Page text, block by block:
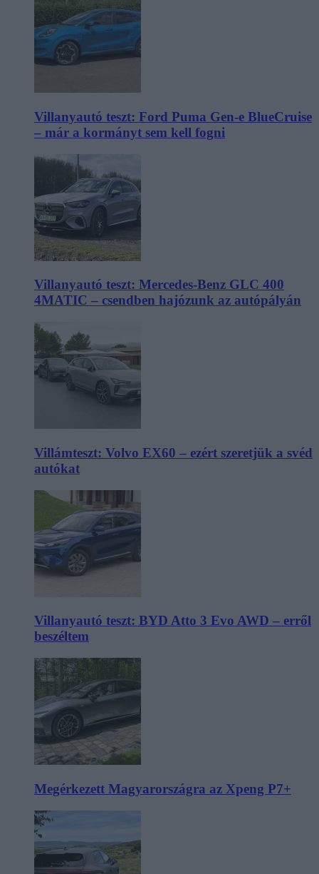
Villanyautó teszt: Ford Puma Gen-e BlueCruise
– már a kormányt sem kell fogni
Villanyautó teszt: Mercedes-Benz GLC 400
4MATIC – csendben hajózunk az autópályán
Villámteszt: Volvo EX60 – ezért szeretjük a svéd
autókat
Villanyautó teszt: BYD Atto 3 Evo AWD – erről
beszéltem
Megérkezett Magyarországra az Xpeng P7+